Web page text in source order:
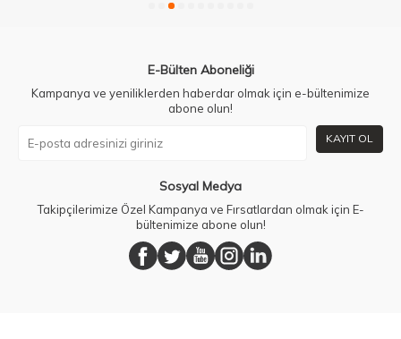
E-Bülten Aboneliği
Kampanya ve yeniliklerden haberdar olmak için e-bültenimize
abone olun!
KAYIT OL
Sosyal Medya
Takipçilerimize Özel Kampanya ve Fırsatlardan olmak için E-
bültenimize abone olun!